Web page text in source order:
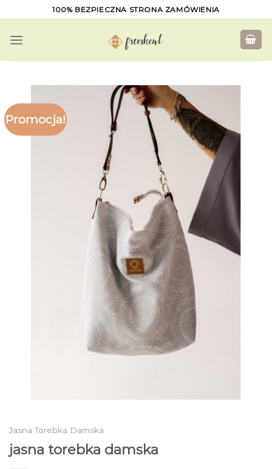
to
content
100% BEZPIECZNA STRONA ZAMÓWIENIA
Promocja!
Jasna Torebka Damska
jasna torebka damska